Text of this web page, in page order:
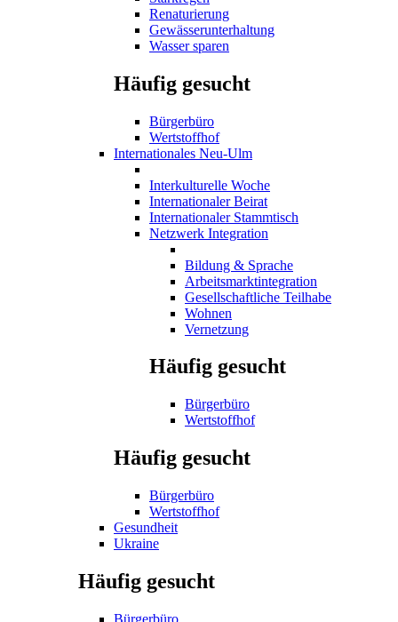
Renaturierung
Gewässerunterhaltung
Wasser sparen
Häufig gesucht
Bürgerbüro
Wertstoffhof
Internationales Neu-Ulm
Interkulturelle Woche
Internationaler Beirat
Internationaler Stammtisch
Netzwerk Integration
Bildung & Sprache
Arbeitsmarktintegration
Gesellschaftliche Teilhabe
Wohnen
Vernetzung
Häufig gesucht
Bürgerbüro
Wertstoffhof
Häufig gesucht
Bürgerbüro
Wertstoffhof
Gesundheit
Ukraine
Häufig gesucht
Bürgerbüro